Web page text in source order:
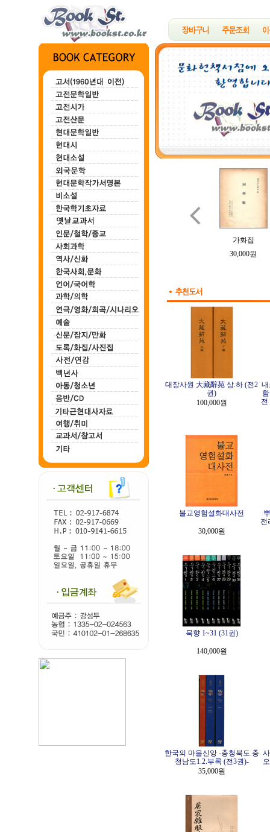
한하운시초
200,000원
정지용시집
700,000원
가화집
30,000원

대장사원 大藏辭苑 상.하 (전2
권)
100,000원
내
전
불교영험설화대사전
30,000원
전
묵향 1~31 (31권)
140,000원
한국의 마을신앙 -충청북도.충
청남도1.2.부록 (전3권)-
35,000원